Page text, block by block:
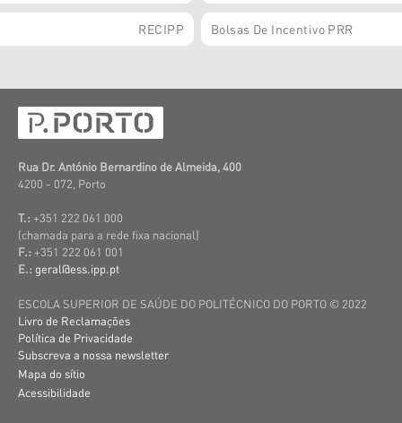
RECIPP Bolsas De Incentivo PRR
Rua Dr. António Bernardino de Almeida, 400
4200 - 072, Porto
T.: +351 222 061 000
(chamada para a rede fixa nacional)
F.: +351 222 061 001
E.: geral@ess.ipp.pt
ESCOLA SUPERIOR DE SAÚDE DO POLITÉCNICO DO PORTO © 2022
Livro de Reclamações
Política de Privacidade
Subscreva a nossa newsletter
Mapa do sítio
Acessibilidade